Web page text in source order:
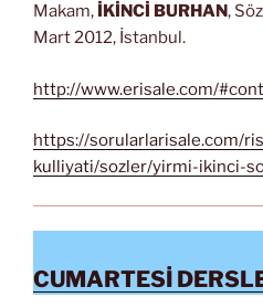
Makam, İKİNCİ BURHAN,
Mart 2012, İstanbul.
http://www.erisale.com/
https://sorularlarisale.com/
kulliyati/sozler/yirmi-ikinci-
CUMARTESİ